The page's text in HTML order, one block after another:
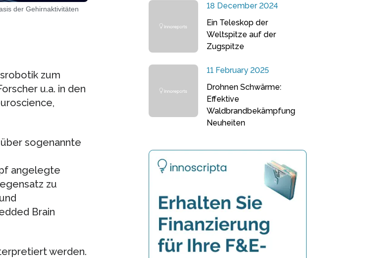
der Gehirnaktivitäten
zum
u.a. in den
sogenannte
angelegte
zu
Brain
werden.
18 December 2024
Ein Teleskop der
Weltspitze auf der
Zugspitze
11 February 2025
Drohnen Schwärme:
Effektive
Waldbrandbekämpfung
Neuheiten